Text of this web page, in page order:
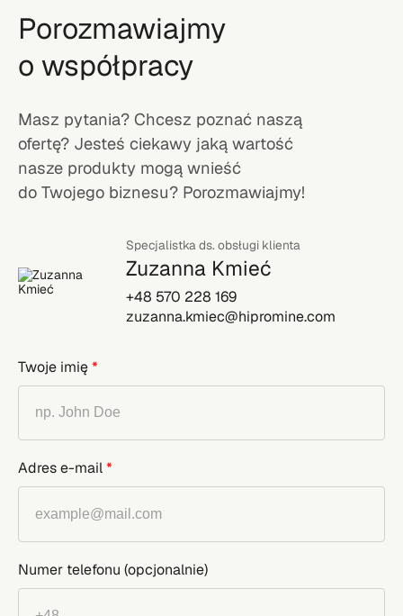
Porozmawiajmy
o współpracy
Masz pytania? Chcesz poznać naszą
ofertę? Jesteś ciekawy jaką wartość
nasze produkty mogą wnieść
do Twojego biznesu? Porozmawiajmy!
Specjalistka ds. obsługi klienta
Zuzanna Kmieć
+48 570 228 169
zuzanna.kmiec@hipromine.com
Twoje imię*
Adres e-mail*
Numer telefonu (opcjonalnie)